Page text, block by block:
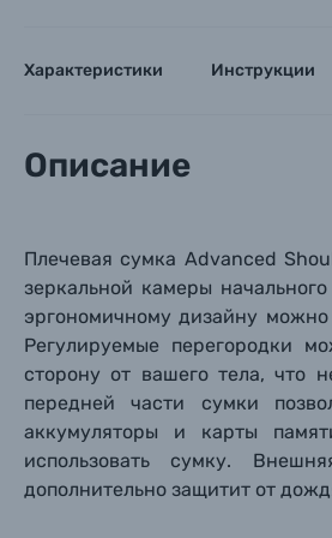
Аксессуары для фото
Материалы
Осветительное
Фоторамки
Фотоальбомы
Характеристики Инструкции
Описание
Плечевая сумка Advanced
зеркальной камеры
эргономичному дизайну
Регулируемые перегородки
сторону от вашего тела, что
передней части сумки
аккумуляторы и карты
использовать сумку.
дополнительно защитит от